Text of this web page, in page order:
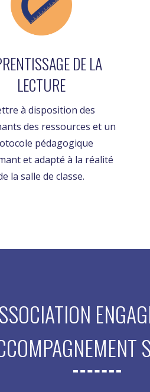
DE LA
LECTURE
à disposition des
des ressources et un
pédagogique
et adapté à la réalité
la salle de classe.